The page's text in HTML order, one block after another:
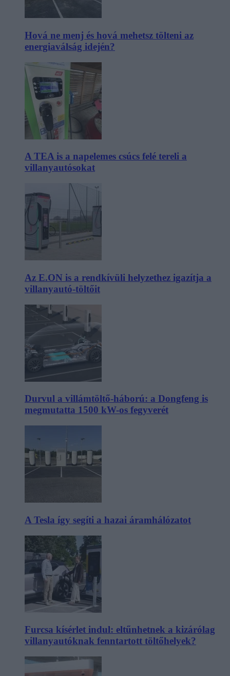
Hová ne menj és hová mehetsz tölteni az
energiaválság idején?
A TEA is a napelemes csúcs felé tereli a
villanyautósokat
Az E.ON is a rendkívüli helyzethez igazítja a
villanyautó-töltőit
Durvul a villámtöltő-háború: a Dongfeng is
megmutatta 1500 kW-os fegyverét
A Tesla így segíti a hazai áramhálózatot
Furcsa kísérlet indul: eltűnhetnek a kizárólag
villanyautóknak fenntartott töltőhelyek?